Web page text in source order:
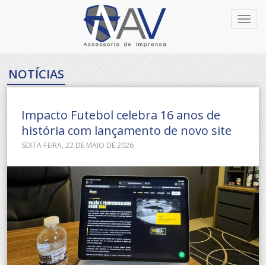
NOTÍCIAS
Impacto Futebol celebra 16 anos de
história com lançamento de novo site
SEXTA-FEIRA, 22 DE MAIO DE 2026